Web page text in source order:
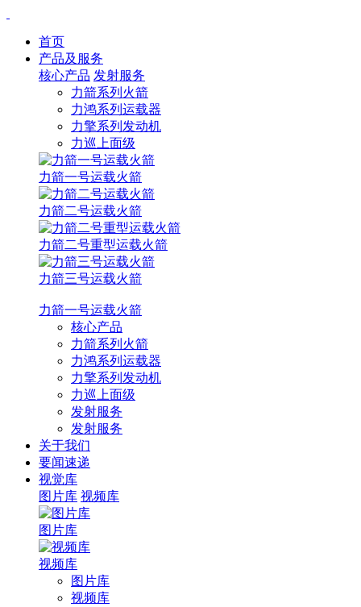
首页
产品及服务
核心产品 发射服务
力箭系列火箭
力鸿系列运载器
力擎系列发动机
力巡上面级
力箭一号运载火箭
力箭二号运载火箭
力箭二号重型运载火箭
力箭三号运载火箭
力箭一号运载火箭
核心产品
力箭系列火箭
力鸿系列运载器
力擎系列发动机
力巡上面级
发射服务
发射服务
关于我们
要闻速递
视觉库
图片库 视频库
图片库
视频库
图片库
视频库